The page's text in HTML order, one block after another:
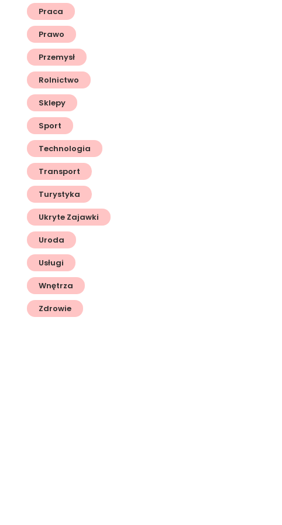
Praca
Prawo
Przemysł
Rolnictwo
Sklepy
Sport
Technologia
Transport
Turystyka
Ukryte Zajawki
Uroda
Usługi
Wnętrza
Zdrowie